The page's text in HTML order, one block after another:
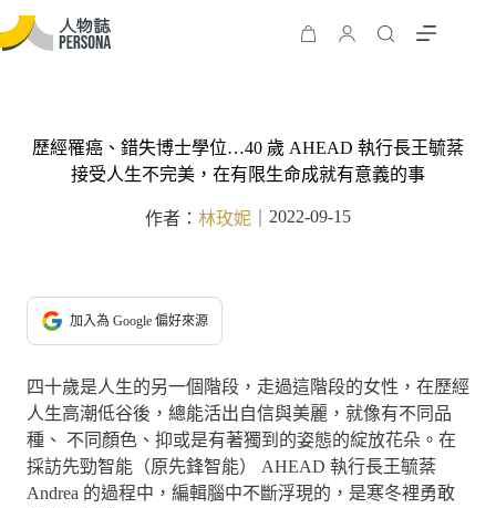
歷經罹癌、錯失博士學位…40 歲 AHEAD 執行長王毓棻
接受人生不完美，在有限生命成就有意義的事
作者： 林玫妮 2022-09-15
加入為 Google 偏好來源
四十歲是人生的另一個階段，走過這階段的女性，在歷經
人生高潮低谷後，總能活出自信與美麗，就像有不同品
種、 不同顏色、抑或是有著獨到的姿態的綻放花朵。在
採訪先勁智能（原先鋒智能） AHEAD 執行長王毓棻
Andrea 的過程中，編輯腦中不斷浮現的，是寒冬裡勇敢